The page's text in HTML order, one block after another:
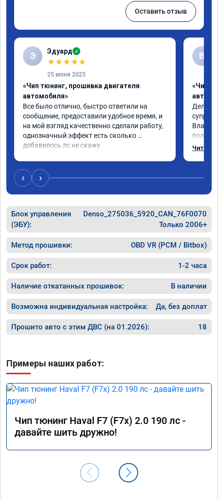
Оставить отзыв
Э Эдуард ✓
★★★★★
25 июня 2025
«Чип тюнинг, прошивка двигателя
автомобиля»
Все было отлично, быстро ответили на
сообщение, предоставили удобное время, и
на мой взгляд качественно сделали работу,
однозначный эффект есть сколько
добавилось лс не скажу
В
«Чип
Делал
Читать
‹ ›
Блок управления
(ЭБУ):
Denso_275036_5920_CAN_76F0070
Только 2006+
Метод прошивки: OBD VR (PCM / Bitbox)
Срок работ: 1-2 часа
Наличие откатанных прошивок: В наличии
Возможна индивидуальная настройка: Да, без доплат
Прошито авто с этим ДВС (на 01.2026): 18
Примеры наших работ:
Чип тюнинг Haval F7 (F7x) 2.0 190 лс -
давайте шить дружно!